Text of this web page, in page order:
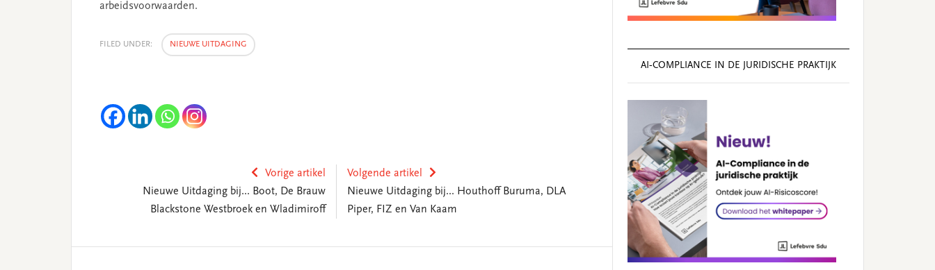
arbeidsvoorwaarden.
FILED UNDER: NIEUWE UITDAGING
Vorige artikel
Nieuwe Uitdaging bij... Boot, De Brauw
Blackstone Westbroek en Wladimiroff
Volgende artikel
Nieuwe Uitdaging bij... Houthoff Buruma, DLA
Piper, FIZ en Van Kaam
AI‑COMPLIANCE IN DE JURIDISCHE PRAKTIJK